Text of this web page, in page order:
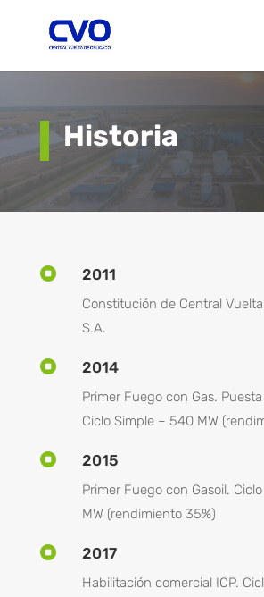
Historia
 2011
Constitución de Central
S.A.
 2014
Primer Fuego con Gas.
Ciclo Simple – 540 MW
 2015
Primer Fuego con Gasoil.
MW (rendimiento 35%)
 2017
Habilitación comercial IOP.